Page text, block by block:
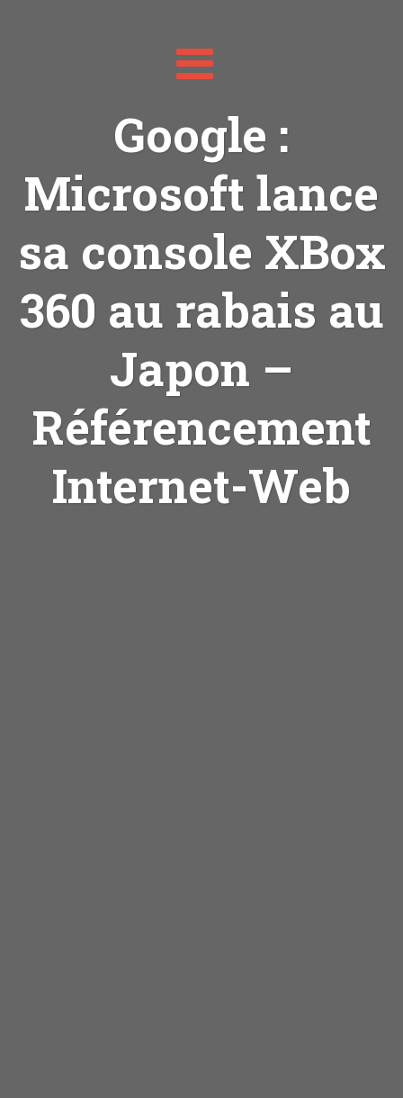
Toggle
navigation
Google :
Microsoft lance
sa console XBox
360 au rabais au
Japon –
Référencement
Internet-Web